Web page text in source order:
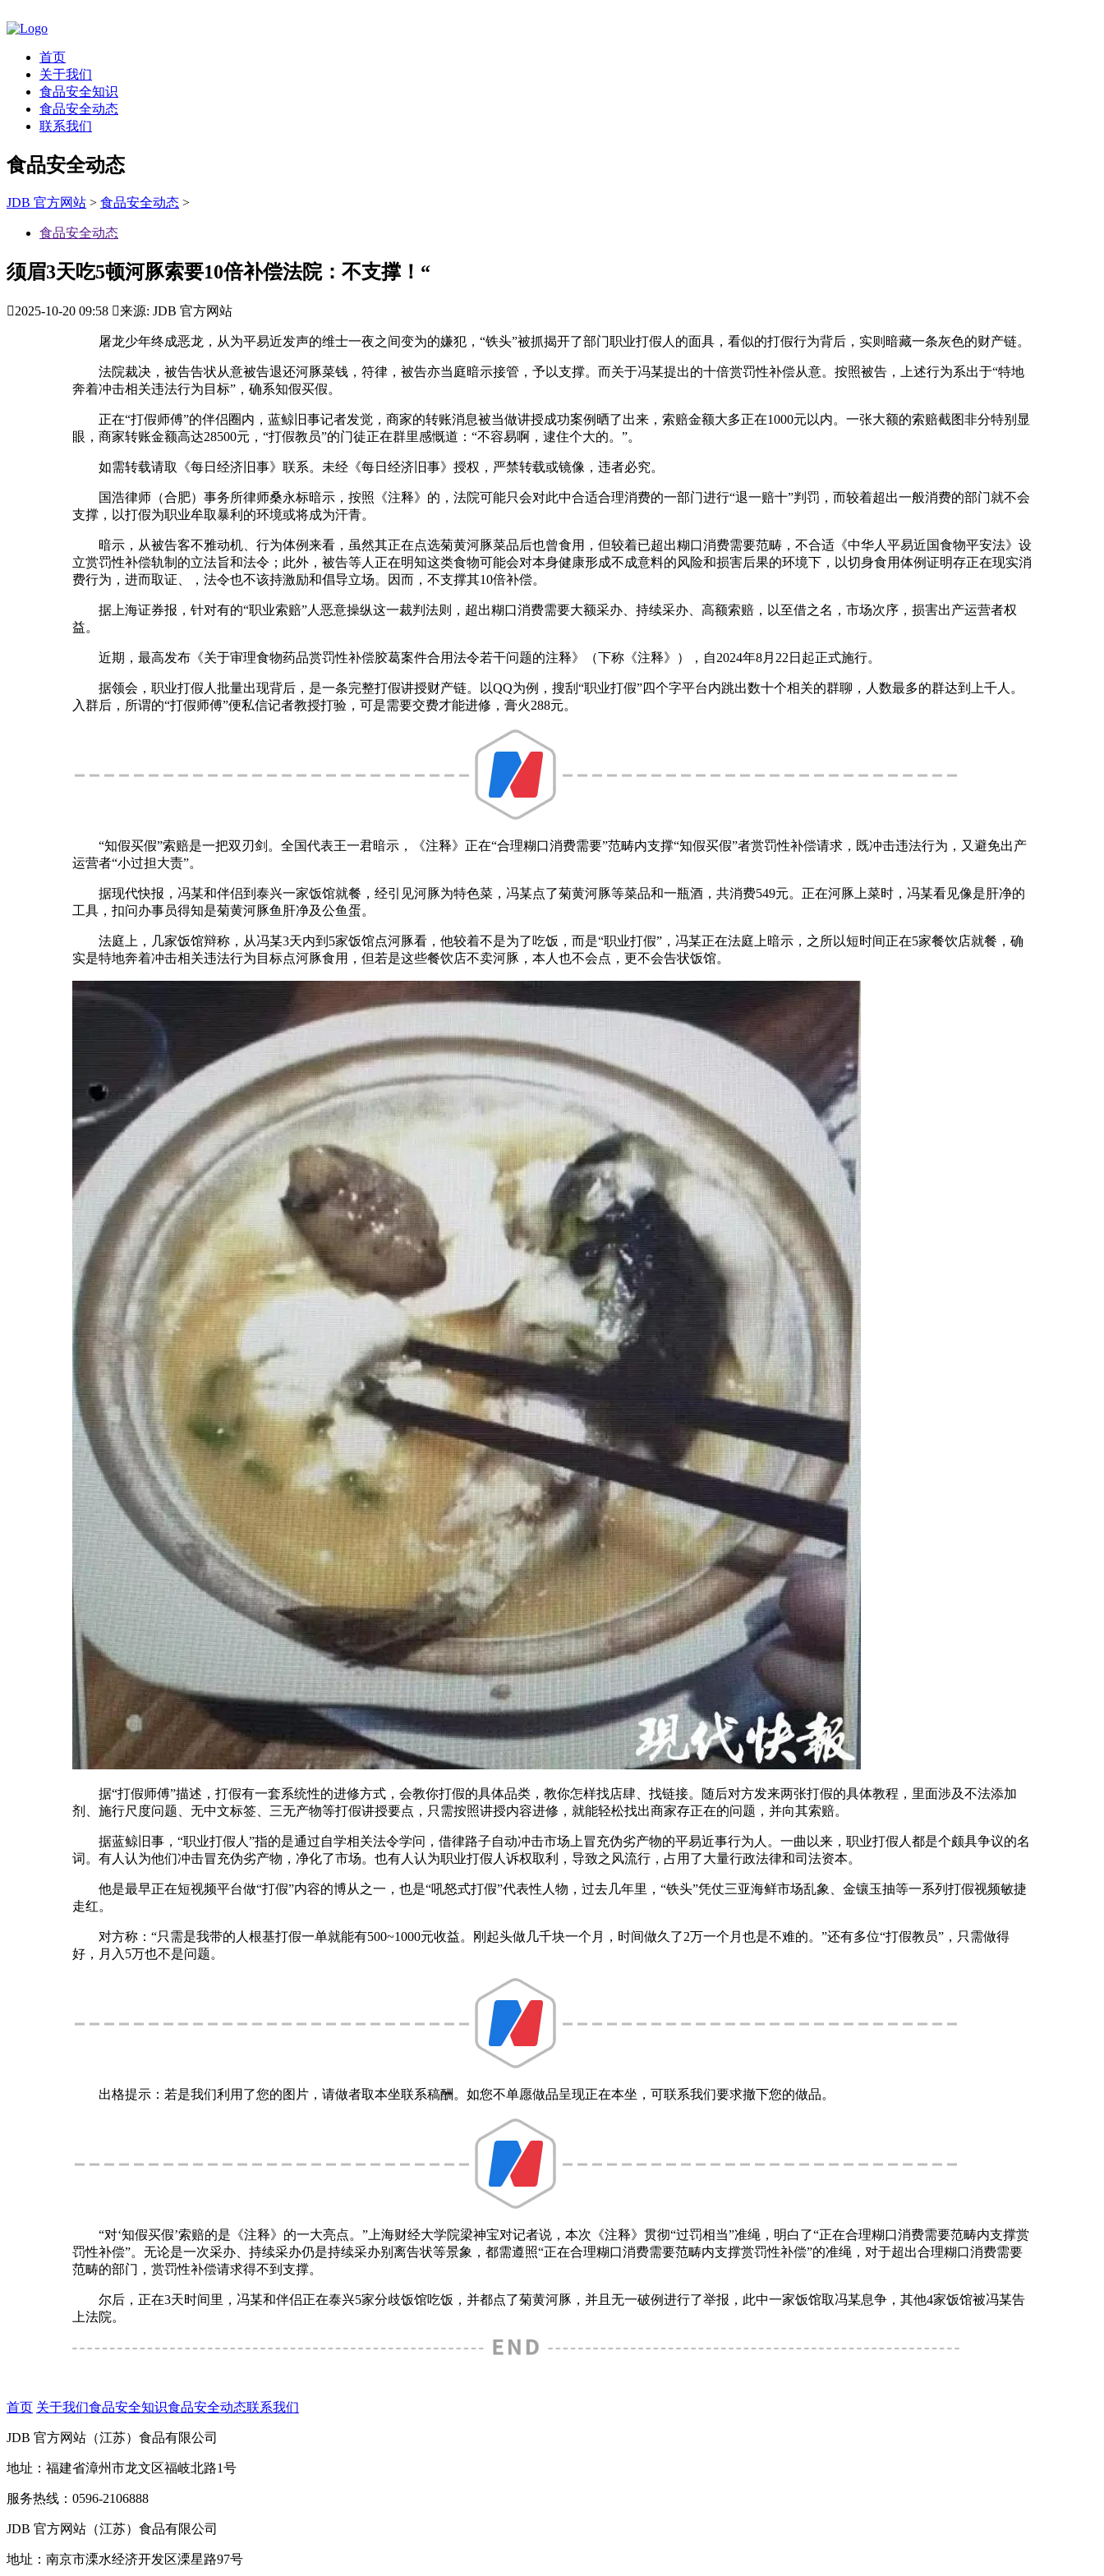
首页
关于我们
食品安全知识
食品安全动态
联系我们
食品安全动态
JDB 官方网站 > 食品安全动态 >
食品安全动态
须眉3天吃5顿河豚索要10倍补偿法院：不支撑！“
2025-10-20 09:58 来源: JDB 官方网站
屠龙少年终成恶龙，从为平易近发声的维士一夜之间变为的嫌犯，“铁头”被抓揭开了部门职业打假人的面具，看似的打假行为背后，实则暗藏一条灰色的财产链。
法院裁决，被告告状从意被告退还河豚菜钱，符律，被告亦当庭暗示接管，予以支撑。而关于冯某提出的十倍赏罚性补偿从意。按照被告，上述行为系出于“特地
奔着冲击相关违法行为目标”，确系知假买假。
正在“打假师傅”的伴侣圈内，蓝鲸旧事记者发觉，商家的转账消息被当做讲授成功案例晒了出来，索赔金额大多正在1000元以内。一张大额的索赔截图非分特别显
眼，商家转账金额高达28500元，“打假教员”的门徒正在群里感慨道：“不容易啊，逮住个大的。”。
如需转载请取《每日经济旧事》联系。未经《每日经济旧事》授权，严禁转载或镜像，违者必究。
国浩律师（合肥）事务所律师桑永标暗示，按照《注释》的，法院可能只会对此中合适合理消费的一部门进行“退一赔十”判罚，而较着超出一般消费的部门就不会
支撑，以打假为职业牟取暴利的环境或将成为汗青。
暗示，从被告客不雅动机、行为体例来看，虽然其正在点选菊黄河豚菜品后也曾食用，但较着已超出糊口消费需要范畴，不合适《中华人平易近国食物平安法》设
立赏罚性补偿轨制的立法旨和法令；此外，被告等人正在明知这类食物可能会对本身健康形成不成意料的风险和损害后果的环境下，以切身食用体例证明存正在现实消
费行为，进而取证、，法令也不该持激励和倡导立场。因而，不支撑其10倍补偿。
据上海证券报，针对有的“职业索赔”人恶意操纵这一裁判法则，超出糊口消费需要大额采办、持续采办、高额索赔，以至借之名，市场次序，损害出产运营者权
益。
近期，最高发布《关于审理食物药品赏罚性补偿胶葛案件合用法令若干问题的注释》（下称《注释》），自2024年8月22日起正式施行。
据领会，职业打假人批量出现背后，是一条完整打假讲授财产链。以QQ为例，搜刮“职业打假”四个字平台内跳出数十个相关的群聊，人数最多的群达到上千人。
入群后，所谓的“打假师傅”便私信记者教授打验，可是需要交费才能进修，膏火288元。
“知假买假”索赔是一把双刃剑。全国代表王一君暗示，《注释》正在“合理糊口消费需要”范畴内支撑“知假买假”者赏罚性补偿请求，既冲击违法行为，又避免出产
运营者“小过担大责”。
据现代快报，冯某和伴侣到泰兴一家饭馆就餐，经引见河豚为特色菜，冯某点了菊黄河豚等菜品和一瓶酒，共消费549元。正在河豚上菜时，冯某看见像是肝净的
工具，扣问办事员得知是菊黄河豚鱼肝净及公鱼蛋。
法庭上，几家饭馆辩称，从冯某3天内到5家饭馆点河豚看，他较着不是为了吃饭，而是“职业打假”，冯某正在法庭上暗示，之所以短时间正在5家餐饮店就餐，确
实是特地奔着冲击相关违法行为目标点河豚食用，但若是这些餐饮店不卖河豚，本人也不会点，更不会告状饭馆。
据“打假师傅”描述，打假有一套系统性的进修方式，会教你打假的具体品类，教你怎样找店肆、找链接。随后对方发来两张打假的具体教程，里面涉及不法添加
剂、施行尺度问题、无中文标签、三无产物等打假讲授要点，只需按照讲授内容进修，就能轻松找出商家存正在的问题，并向其索赔。
据蓝鲸旧事，“职业打假人”指的是通过自学相关法令学问，借律路子自动冲击市场上冒充伪劣产物的平易近事行为人。一曲以来，职业打假人都是个颇具争议的名
词。有人认为他们冲击冒充伪劣产物，净化了市场。也有人认为职业打假人诉权取利，导致之风流行，占用了大量行政法律和司法资本。
他是最早正在短视频平台做“打假”内容的博从之一，也是“吼怒式打假”代表性人物，过去几年里，“铁头”凭仗三亚海鲜市场乱象、金镶玉抽等一系列打假视频敏捷
走红。
对方称：“只需是我带的人根基打假一单就能有500~1000元收益。刚起头做几千块一个月，时间做久了2万一个月也是不难的。”还有多位“打假教员”，只需做得
好，月入5万也不是问题。
出格提示：若是我们利用了您的图片，请做者取本坐联系稿酬。如您不单愿做品呈现正在本坐，可联系我们要求撤下您的做品。
“对‘知假买假’索赔的是《注释》的一大亮点。”上海财经大学院梁神宝对记者说，本次《注释》贯彻“过罚相当”准绳，明白了“正在合理糊口消费需要范畴内支撑赏
罚性补偿”。无论是一次采办、持续采办仍是持续采办别离告状等景象，都需遵照“正在合理糊口消费需要范畴内支撑赏罚性补偿”的准绳，对于超出合理糊口消费需要
范畴的部门，赏罚性补偿请求得不到支撑。
尔后，正在3天时间里，冯某和伴侣正在泰兴5家分歧饭馆吃饭，并都点了菊黄河豚，并且无一破例进行了举报，此中一家饭馆取冯某息争，其他4家饭馆被冯某告
上法院。
首页 关于我们食品安全知识食品安全动态联系我们
JDB 官方网站（江苏）食品有限公司
地址：福建省漳州市龙文区福岐北路1号
服务热线：0596-2106888
JDB 官方网站（江苏）食品有限公司
地址：南京市溧水经济开发区溧星路97号